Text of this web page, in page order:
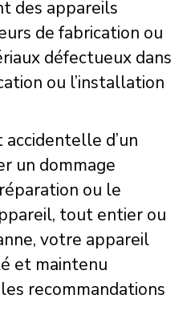
des appareils
de fabrication ou
défectueux dans
ou l’installation
d’un
un dommage
ou le
tout entier ou
votre appareil
et maintenu
recommandations